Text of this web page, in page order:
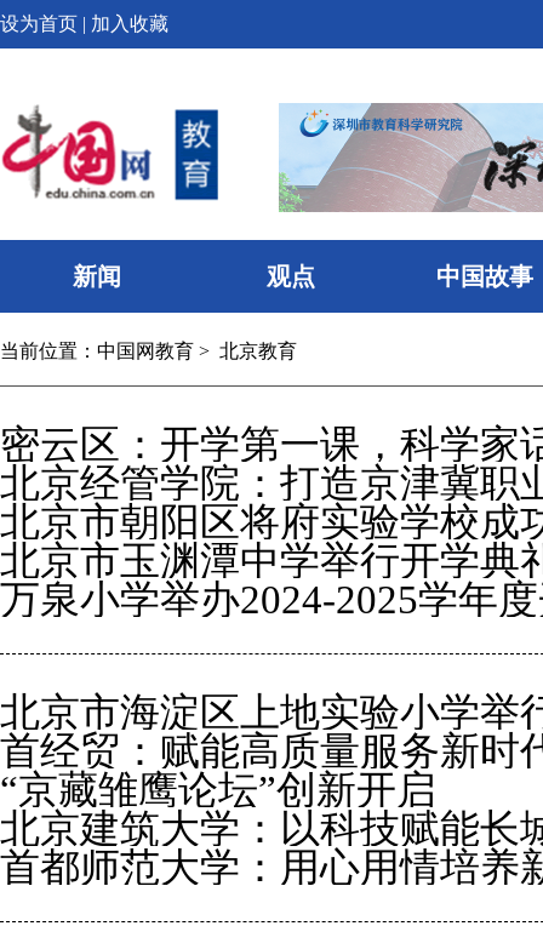
设为首页 | 加入收藏
新闻 观点 中国故事
当前位置： 中国网教育 > 北京教育
密云区：开学第一课，科学家
北京经管学院：打造京津冀职
北京市朝阳区将府实验学校成
展奠基”课程展示暨开学思政
北京市玉渊潭中学举行开学典
果展示活动
万泉小学举办2024-2025学年
北京市海淀区上地实验小学举
礼
首经贸：赋能高质量服务新时
“京藏雏鹰论坛”创新开启
北京建筑大学：以科技赋能长
首都师范大学：用心用情培养